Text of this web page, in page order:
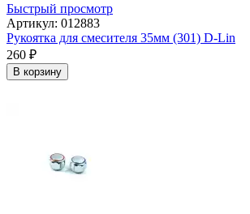
Быстрый просмотр
Артикул: 012883
Рукоятка для смесителя 35мм (301) D-Lin
260 ₽
В корзину